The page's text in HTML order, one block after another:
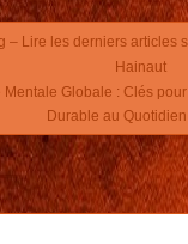
– Lire les derniers articles
Hainaut
Mentale Globale : Clés
Durable au Quotidien